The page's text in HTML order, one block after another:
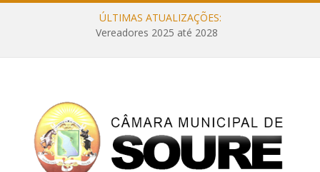
ÚLTIMAS ATUALIZAÇÕES:
Vereadores 2025 até 2028